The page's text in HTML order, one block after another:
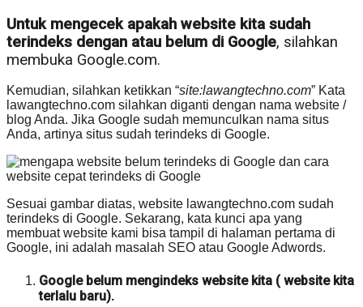
Untuk mengecek apakah website kita sudah
terindeks dengan atau belum di Google, silahkan
membuka Google.com.
Kemudian, silahkan ketikkan “site:lawangtechno.com” Kata
lawangtechno.com silahkan diganti dengan nama website /
blog Anda. Jika Google sudah memunculkan nama situs
Anda, artinya situs sudah terindeks di Google.
Sesuai gambar diatas, website lawangtechno.com sudah
terindeks di Google. Sekarang, kata kunci apa yang
membuat website kami bisa tampil di halaman pertama di
Google, ini adalah masalah SEO atau Google Adwords.
Google belum mengindeks website kita ( website kita
terlalu baru).